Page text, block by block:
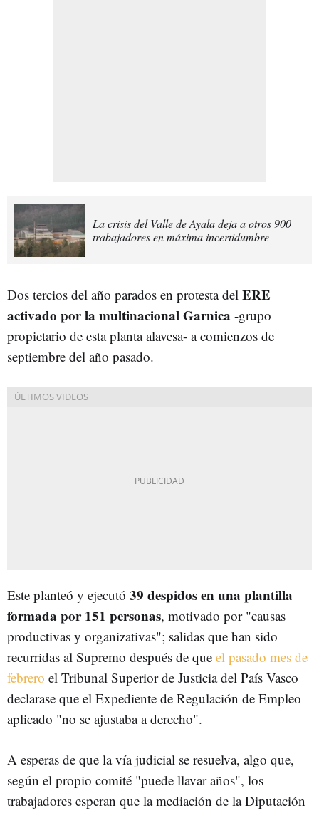
La crisis del Valle de Ayala deja a otros 900
trabajadores en máxima incertidumbre
Dos tercios del año parados en protesta del ERE
activado por la multinacional Garnica -grupo
propietario de esta planta alavesa- a comienzos de
septiembre del año pasado.
Este planteó y ejecutó 39 despidos en una plantilla
formada por 151 personas, motivado por "causas
productivas y organizativas"; salidas que han sido
recurridas al Supremo después de que el pasado mes de
febrero el Tribunal Superior de Justicia del País Vasco
declarase que el Expediente de Regulación de Empleo
aplicado "no se ajustaba a derecho".
A esperas de que la vía judicial se resuelva, algo que,
según el propio comité "puede llavar años", los
trabajadores esperan que la mediación de la Diputación